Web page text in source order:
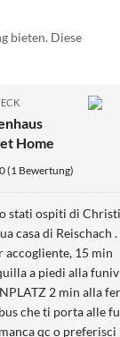
bieten. Diese
Home
(1 Bewertung)
stati ospiti di
casa di Reischach .
accogliente, 15 min
a piedi alla
2 min alla
che ti porta alle
qc o preferisci